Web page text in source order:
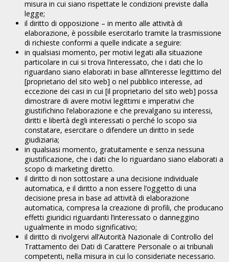
misura in cui siano rispettate le condizioni previste dalla
legge;
il diritto di opposizione – in merito alle attività di
elaborazione, è possibile esercitarlo tramite la trasmissione
di richieste conformi a quelle indicate a seguire:
in qualsiasi momento, per motivi legati alla situazione
particolare in cui si trova l’interessato, che i dati che lo
riguardano siano elaborati in base all’interesse legittimo del
[proprietario del sito web] o nel pubblico interesse, ad
eccezione dei casi in cui [il proprietario del sito web] possa
dimostrare di avere motivi legittimi e imperativi che
giustifichino l’elaborazione e che prevalgano su interessi,
diritti e libertà degli interessati o perché lo scopo sia
constatare, esercitare o difendere un diritto in sede
giudiziaria;
in qualsiasi momento, gratuitamente e senza nessuna
giustificazione, che i dati che lo riguardano siano elaborati a
scopo di marketing diretto.
il diritto di non sottostare a una decisione individuale
automatica, e il diritto a non essere l’oggetto di una
decisione presa in base ad attività di elaborazione
automatica, compresa la creazione di profili, che producano
effetti giuridici riguardanti l’interessato o danneggino
ugualmente in modo significativo;
il diritto di rivolgervi all’Autorità Nazionale di Controllo del
Trattamento dei Dati di Carattere Personale o ai tribunali
competenti, nella misura in cui lo consideriate necessario.